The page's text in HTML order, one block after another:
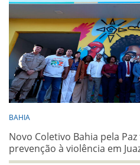
BAHIA
Novo Coletivo Bahia pela
prevenção à violência em